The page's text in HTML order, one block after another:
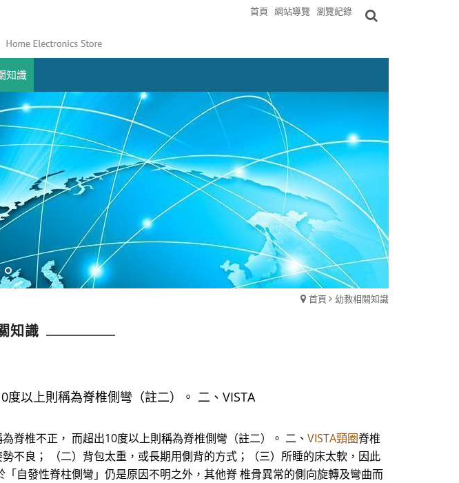
首頁 網站導覽 瀏覽紀錄
知識
首頁 幼教相關知識
知識
以上則稱為脊椎側彎（註二）。 二、VISTA
脊椎不正， 而超出10度以上則稱為脊椎側彎（註二）。 二、 VISTA頸圈脊椎
不良； （二）背包太重，或長期用側背的方式；（三）所睡的床太軟，因此
自發性脊柱側彎」仍是原因不明之外，其他脊 椎骨異常的側向旋轉及彎曲而